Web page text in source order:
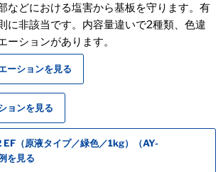
などにおける塩害から基板を守ります。有
に非該当です。内容量違いで2種類、色違
ーションがあります。
ーションを見る
ョンを見る
（原液タイプ／緑色／1kg）（AY-
を見る